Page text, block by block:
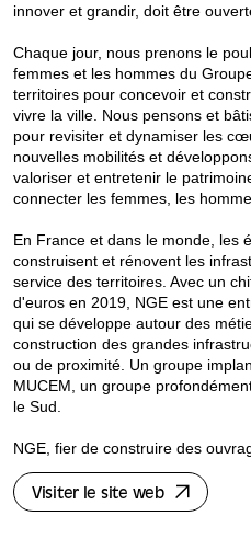
innover et grandir, doit être
Chaque jour, nous prenons le
femmes et les hommes du
territoires pour concevoir et
vivre la ville. Nous pensons et
pour revisiter et dynamiser les
nouvelles mobilités et
valoriser et entretenir le
connecter les femmes, les
En France et dans le monde, les
construisent et rénovent les
service des territoires. Avec un
d'euros en 2019, NGE est une
qui se développe autour des
construction des grandes
ou de proximité. Un groupe
MUCEM, un groupe
le Sud.
NGE, fier de construire des
Visiter le site web